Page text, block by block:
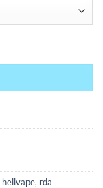
hellvape, rda